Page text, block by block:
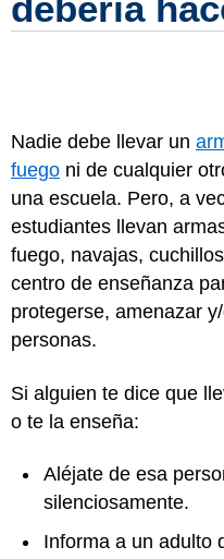
Nadie debe llevar un
fuego ni de cualquier
una escuela. Pero, a
estudiantes llevan
fuego, navajas,
centro de enseñanza
protegerse, amenazar
personas.
Si alguien te dice que
o te la enseña:
Aléjate de esa
silenciosamente.
Informa a un adulto